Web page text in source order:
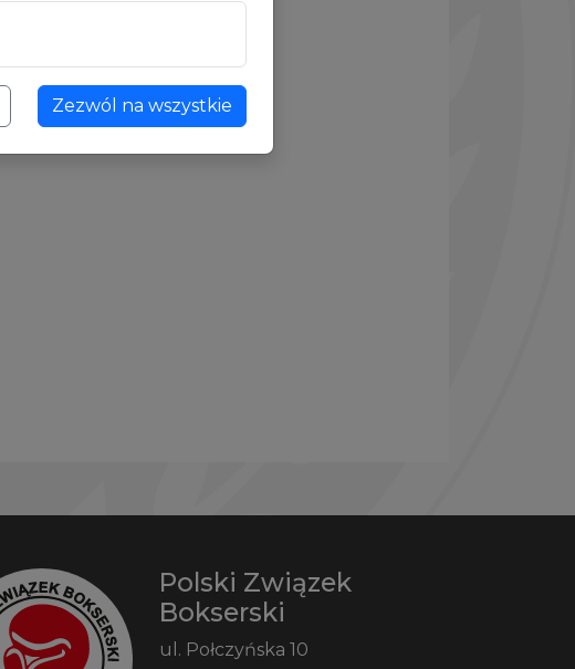
Polski Związek
Bokserski
ul. Połczyńska 10
Zezwól na wszystkie